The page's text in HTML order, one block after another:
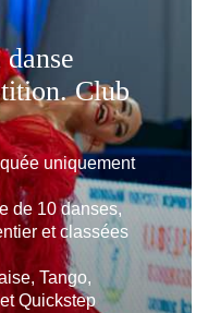
Club
uniquement
de 10 danses,
et classées
Tango,
Quickstep